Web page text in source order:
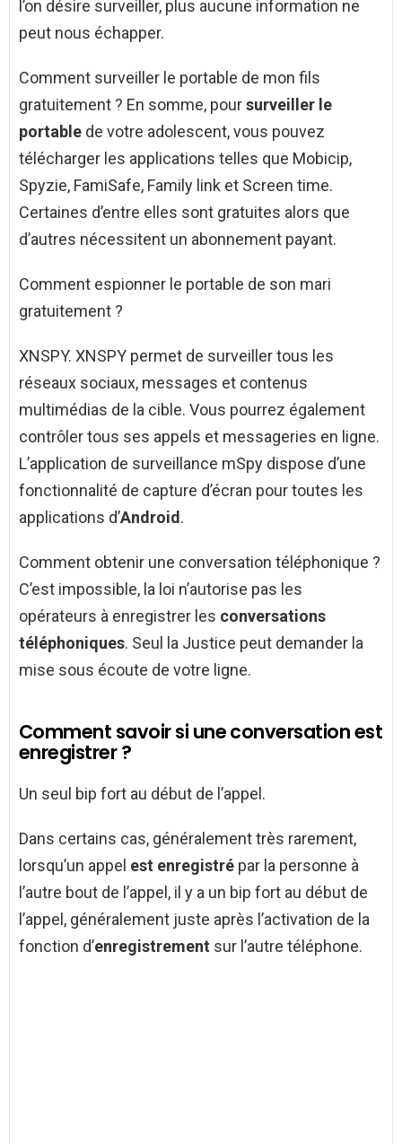
l’on désire surveiller, plus aucune information ne
peut nous échapper.
Comment surveiller le portable de mon fils
gratuitement ? En somme, poursurveiller le
portable de votre adolescent, vous pouvez
télécharger les applications telles que Mobicip,
Spyzie, FamiSafe, Family link et Screen time.
Certaines d’entre elles sont gratuites alors que
d’autres nécessitent un abonnement payant.
Comment espionner le portable de son mari
gratuitement ?
XNSPY. XNSPY permet de surveiller tous les
réseaux sociaux, messages et contenus
multimédias de la cible. Vous pourrez également
contrôler tous ses appels et messageries en ligne.
L’application de surveillance mSpy dispose d’une
fonctionnalité de capture d’écran pour toutes les
applications d’Android.
Comment obtenir une conversation téléphonique ?
C’est impossible, la loi n’autorise pas les
opérateurs à enregistrer les conversations
téléphoniques. Seul la Justice peut demander la
mise sous écoute de votre ligne.
Comment savoir si une conversation est
enregistrer ?
Un seul bip fort au début de l’appel.
Dans certains cas, généralement très rarement,
lorsqu’un appel est enregistré par la personne à
l’autre bout de l’appel, il y a un bip fort au début de
l’appel, généralement juste après l’activation de la
fonction d’enregistrement sur l’autre téléphone.